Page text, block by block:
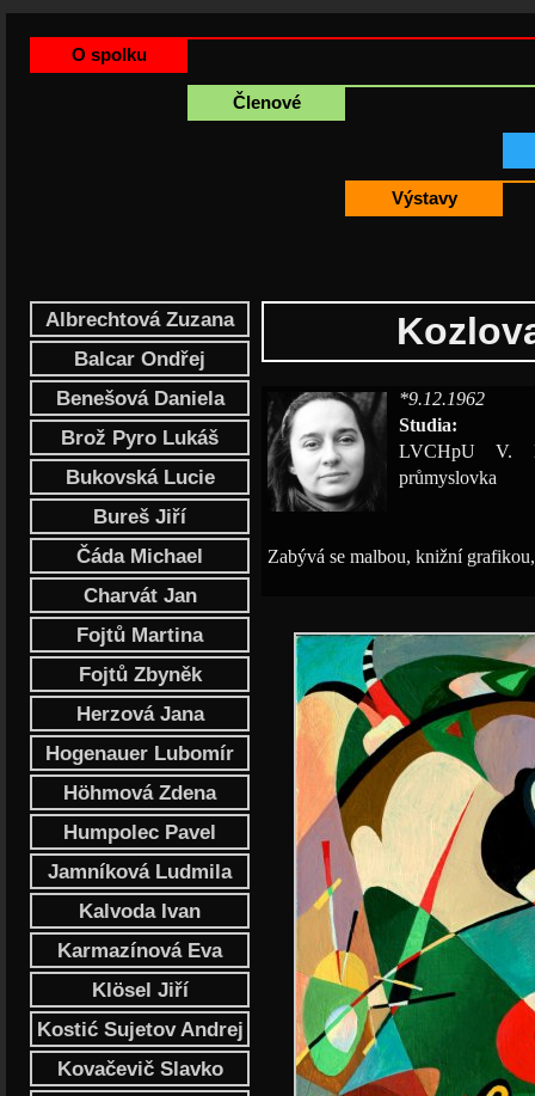
O spolku
Členové
Výstavy
Albrechtová Zuzana
Balcar Ondřej
Benešová Daniela
Brož Pyro Lukáš
Bukovská Lucie
Bureš Jiří
Čáda Michael
Charvát Jan
Fojtů Martina
Fojtů Zbyněk
Herzová Jana
Hogenauer Lubomír
Höhmová Zdena
Humpolec Pavel
Jamníková Ludmila
Kalvoda Ivan
Karmazínová Eva
Klösel Jiří
Kostić Sujetov Andrej
Kovačevič Slavko
*9.12.1962
Studia:
LVCHpU V.
průmyslovka
Zabývá se malbou, knižní